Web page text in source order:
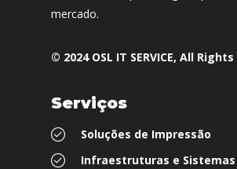
mercado.
© 2024 OSL IT SERVICE, All Rights
Serviços
Soluções de Impressão
Infraestruturas e Sistemas